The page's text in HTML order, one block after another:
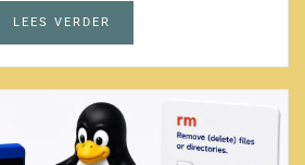
LEES VERDER